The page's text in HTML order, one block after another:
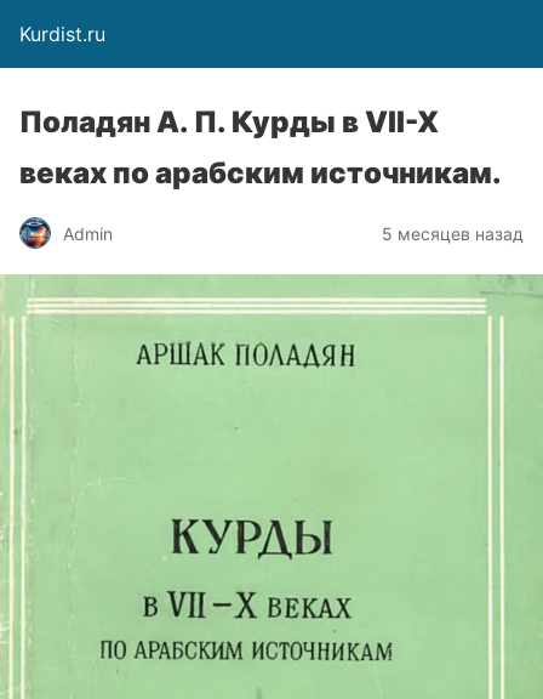
Kurdist.ru
Поладян А. П. Курды в VII-X
веках по арабским источникам.
Admin 5 месяцев назад